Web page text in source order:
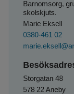
Barnomsorg,
skolskjuts.
Marie Eksell
0380-461 02
Storgatan 48
578 22 Aneby